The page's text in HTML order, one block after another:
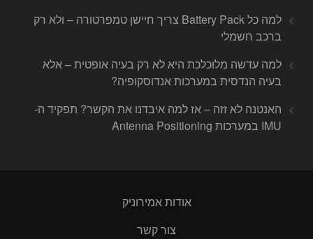
למה כל Battery Pack צריך חיישן טמפרטורה – ולא רק
ברכב חשמלי
למה עדשה מלוכלכת היא לא רק בעיה אופטית – אלא
בעיה הנדסית במערכות אנדוסקופיה?
האנטנה לא זזה – אז למה איבדנו את הקשר? תפקיד ה-
IMU במערכות Antenna Positioning
אודות אמירוניק
צור קשר